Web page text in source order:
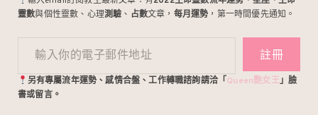
靈數與個性靈數、心理測驗 、 占數文章， 每月運勢 ，第一時間優先通知。
註冊
另有專屬流年運勢、感情合盤、工作轉職諮詢請洽「Queen艷女王」臉
書或留言。